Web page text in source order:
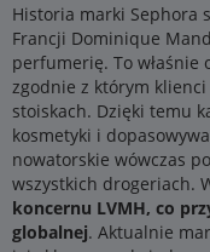
Historia marki Sephora
Francji Dominique
perfumerię. To właśnie
zgodnie z którym
stoiskach. Dzięki temu
kosmetyki i
nowatorskie wówczas
wszystkich drogeriach.
koncernu LVMH, co
globalnej. Aktualnie